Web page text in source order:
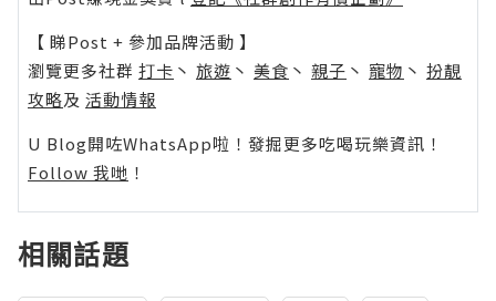
【 睇Post + 參加品牌活動 】
瀏覽更多社群 打卡 丶 旅遊 丶 美食 丶 親子 丶 寵物 丶 扮靚
攻略及 活動情報
U Blog開咗WhatsApp啦！發掘更多吃喝玩樂資訊！
Follow 我哋 ！
相關話題